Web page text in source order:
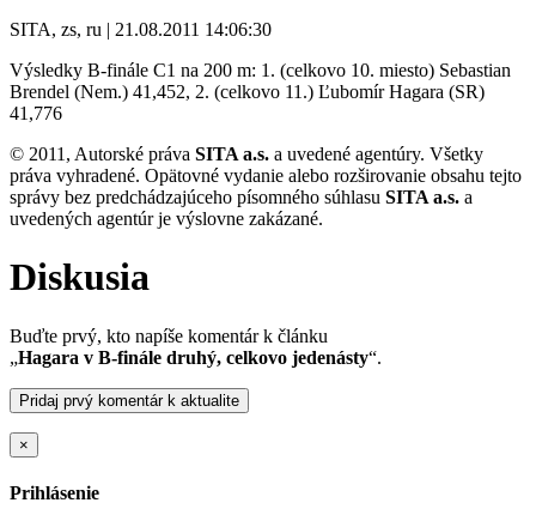
SITA, zs, ru | 21.08.2011 14:06:30
Výsledky B-finále C1 na 200 m: 1. (celkovo 10. miesto) Sebastian
Brendel (Nem.) 41,452, 2. (celkovo 11.) Ľubomír Hagara (SR)
41,776
© 2011, Autorské práva SITA a.s. a uvedené agentúry. Všetky
práva vyhradené. Opätovné vydanie alebo rozširovanie obsahu tejto
správy bez predchádzajúceho písomného súhlasu SITA a.s. a
uvedených agentúr je výslovne zakázané.
Diskusia
Buďte prvý, kto napíše komentár k článku
„Hagara v B-finále druhý, celkovo jedenásty“.
Pridaj prvý komentár k aktualite
×
Prihlásenie